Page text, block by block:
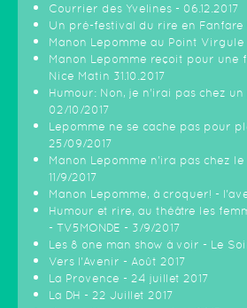
Courrier des Yvelines - 06.12.2017
Un pré-festival du rire en Fanfare !
Manon Lepomme au Point Virgule
Manon Lepomme reçoit pour une
Nice Matin 31.10.2017
Humour: Non, je n’irai pas chez
02/10/2017
Lepomme ne se cache pas pour
25/09/2017
Manon Lepomme n'ira pas chez
11/9/2017
Manon Lepomme, à croquer! -
Humour et rire, au théâtre les
- TV5MONDE - 3/9/2017
Les 8 one man show à voir - Le
Vers l'Avenir - Août 2017
La Provence - 24 juillet 2017
La DH - 22 Juillet 2017